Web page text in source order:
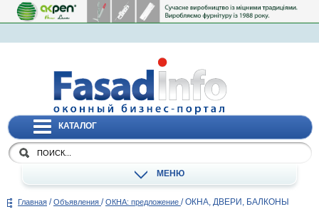
КАТАЛОГ
МЕНЮ
Главная / Объявления / ОКНА: предложение / ОКНА, ДВЕРИ, БАЛКОНЫ